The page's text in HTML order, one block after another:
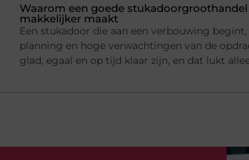
Waarom een goede
makkelijker maakt
Een stukadoor die aan een verbouwing
planning en hoge verwachtingen van de
glad, egaal en op tijd klaar zijn, en dat lukt